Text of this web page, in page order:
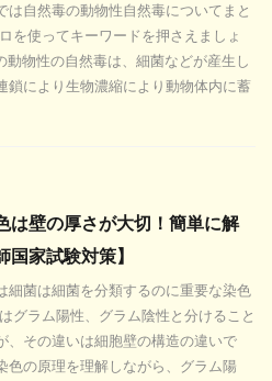
は自然毒の動物性自然毒についてまと
を使ってキーワードを押さえましょ
物性の自然毒は、細菌などが産生し
鎖により生物濃縮により動物体内に蓄
は壁の厚さが大切！簡単に解
国家試験対策】
細菌は細菌を分類するのに重要な染色
グラム陽性、グラム陰性と分けること
、その違いは細胞壁の構造の違いで
色の原理を理解しながら、グラム陽